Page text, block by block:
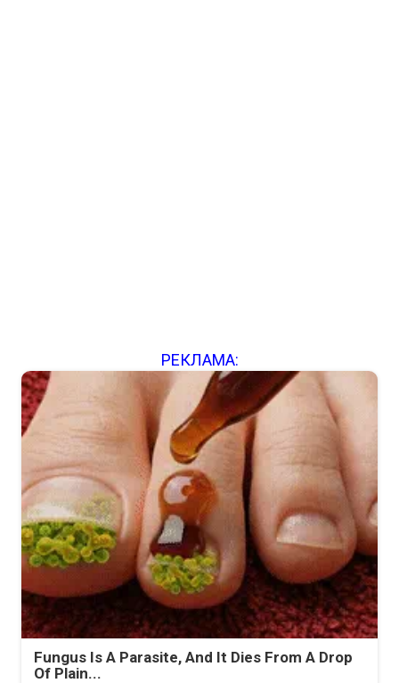
РЕКЛАМА:
Fungus Is A Parasite, And It Dies From A Drop
Of Plain...